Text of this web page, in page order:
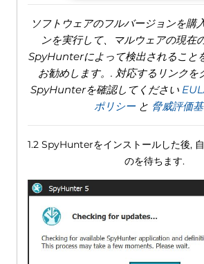
ソフトウェアのフルバージョンを購
ンを実行して、マルウェアの現在
SpyHunterによって検出されること
お勧めします。. 対応するリンクを
SpyHunterを確認してください
ポリシーと 脅威評価
1.2 SpyHunterをインストールした後,
のを待ちます.